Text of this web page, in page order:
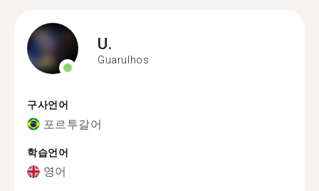
U.
Guarulhos
구사언어
포르투갈어
학습언어
영어